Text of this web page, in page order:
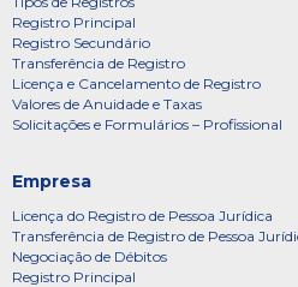
Registro Principal
Registro Secundário
Transferência de Registro
Licença e Cancelamento de Registro
Valores de Anuidade e Taxas
Solicitações e Formulários – Profissional
Empresa
Licença do Registro de Pessoa Jurídica
Transferência de Registro de Pessoa
Negociação de Débitos
Registro Principal